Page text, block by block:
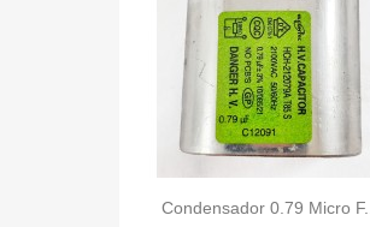
Condensador 0.79 Micro F...